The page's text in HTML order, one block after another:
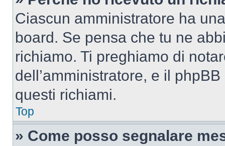
Ciascun amministratore ha
board. Se pensa che tu ne
richiamo. Ti preghiamo di
dell’amministratore, e il
questi richiami.
Top
» Come posso segnalare